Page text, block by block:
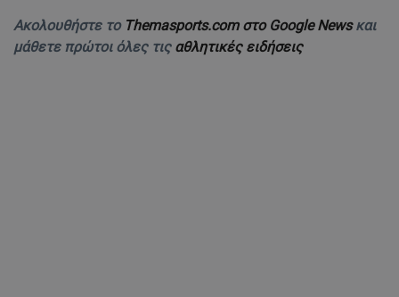
Ακολουθήστε το Themasports.com στο Google Newsκαι
μάθετε πρώτοι όλες τις αθλητικές ειδήσεις